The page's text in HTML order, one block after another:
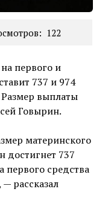
122
первого и
737 и 974
Размер выплаты
Говырин.
материнского
достигнет 737
первого средства
рассказал